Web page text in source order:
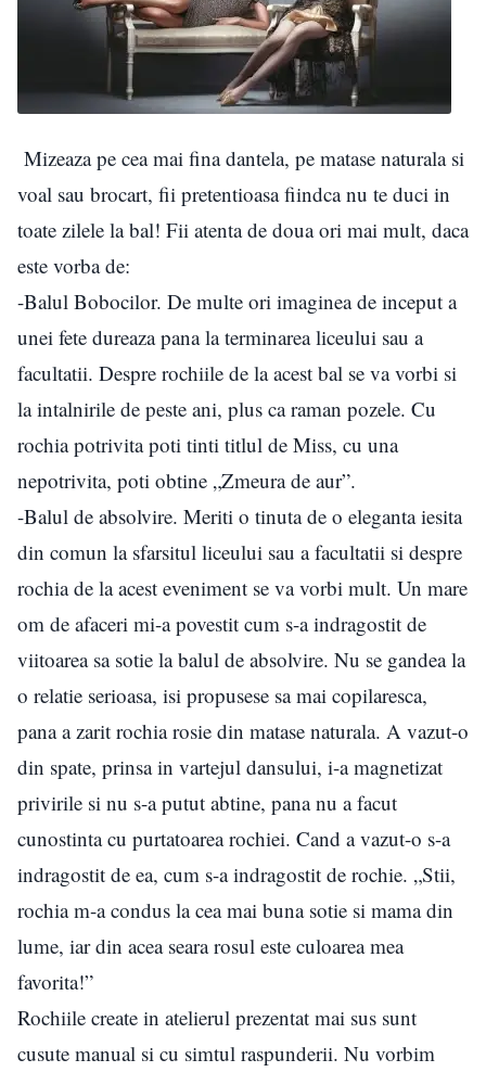
Mizeaza pe cea mai fina dantela, pe matase naturala si
voal sau brocart, fii pretentioasa fiindca nu te duci in
toate zilele la bal! Fii atenta de doua ori mai mult, daca
este vorba de:
-Balul Bobocilor. De multe ori imaginea de inceput a
unei fete dureaza pana la terminarea liceului sau a
facultatii. Despre rochiile de la acest bal se va vorbi si
la intalnirile de peste ani, plus ca raman pozele. Cu
rochia potrivita poti tinti titlul de Miss, cu una
nepotrivita, poti obtine „Zmeura de aur”.
-Balul de absolvire. Meriti o tinuta de o eleganta iesita
din comun la sfarsitul liceului sau a facultatii si despre
rochia de la acest eveniment se va vorbi mult. Un mare
om de afaceri mi-a povestit cum s-a indragostit de
viitoarea sa sotie la balul de absolvire. Nu se gandea la
o relatie serioasa, isi propusese sa mai copilaresca,
pana a zarit rochia rosie din matase naturala. A vazut-o
din spate, prinsa in vartejul dansului, i-a magnetizat
privirile si nu s-a putut abtine, pana nu a facut
cunostinta cu purtatoarea rochiei. Cand a vazut-o s-a
indragostit de ea, cum s-a indragostit de rochie. „Stii,
rochia m-a condus la cea mai buna sotie si mama din
lume, iar din acea seara rosul este culoarea mea
favorita!”
Rochiile create in atelierul prezentat mai sus sunt
cusute manual si cu simtul raspunderii. Nu vorbim